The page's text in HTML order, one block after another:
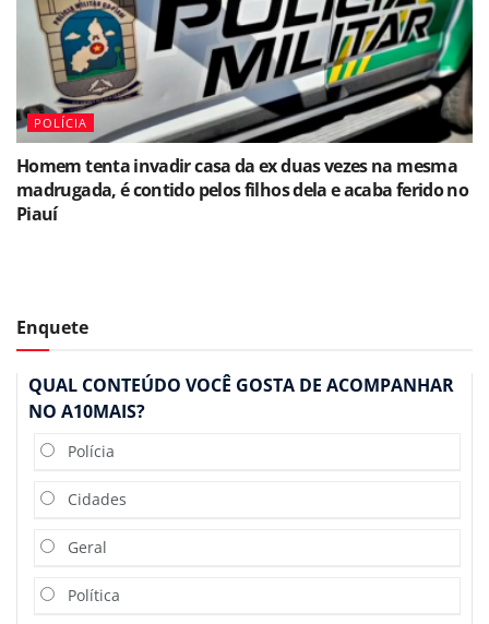
POLÍCIA
Homem tenta invadir casa da ex duas vezes na mesma
madrugada, é contido pelos filhos dela e acaba ferido no
Piauí
Enquete
QUAL CONTEÚDO VOCÊ GOSTA DE ACOMPANHAR
NO A10MAIS?
Polícia
Cidades
Geral
Política